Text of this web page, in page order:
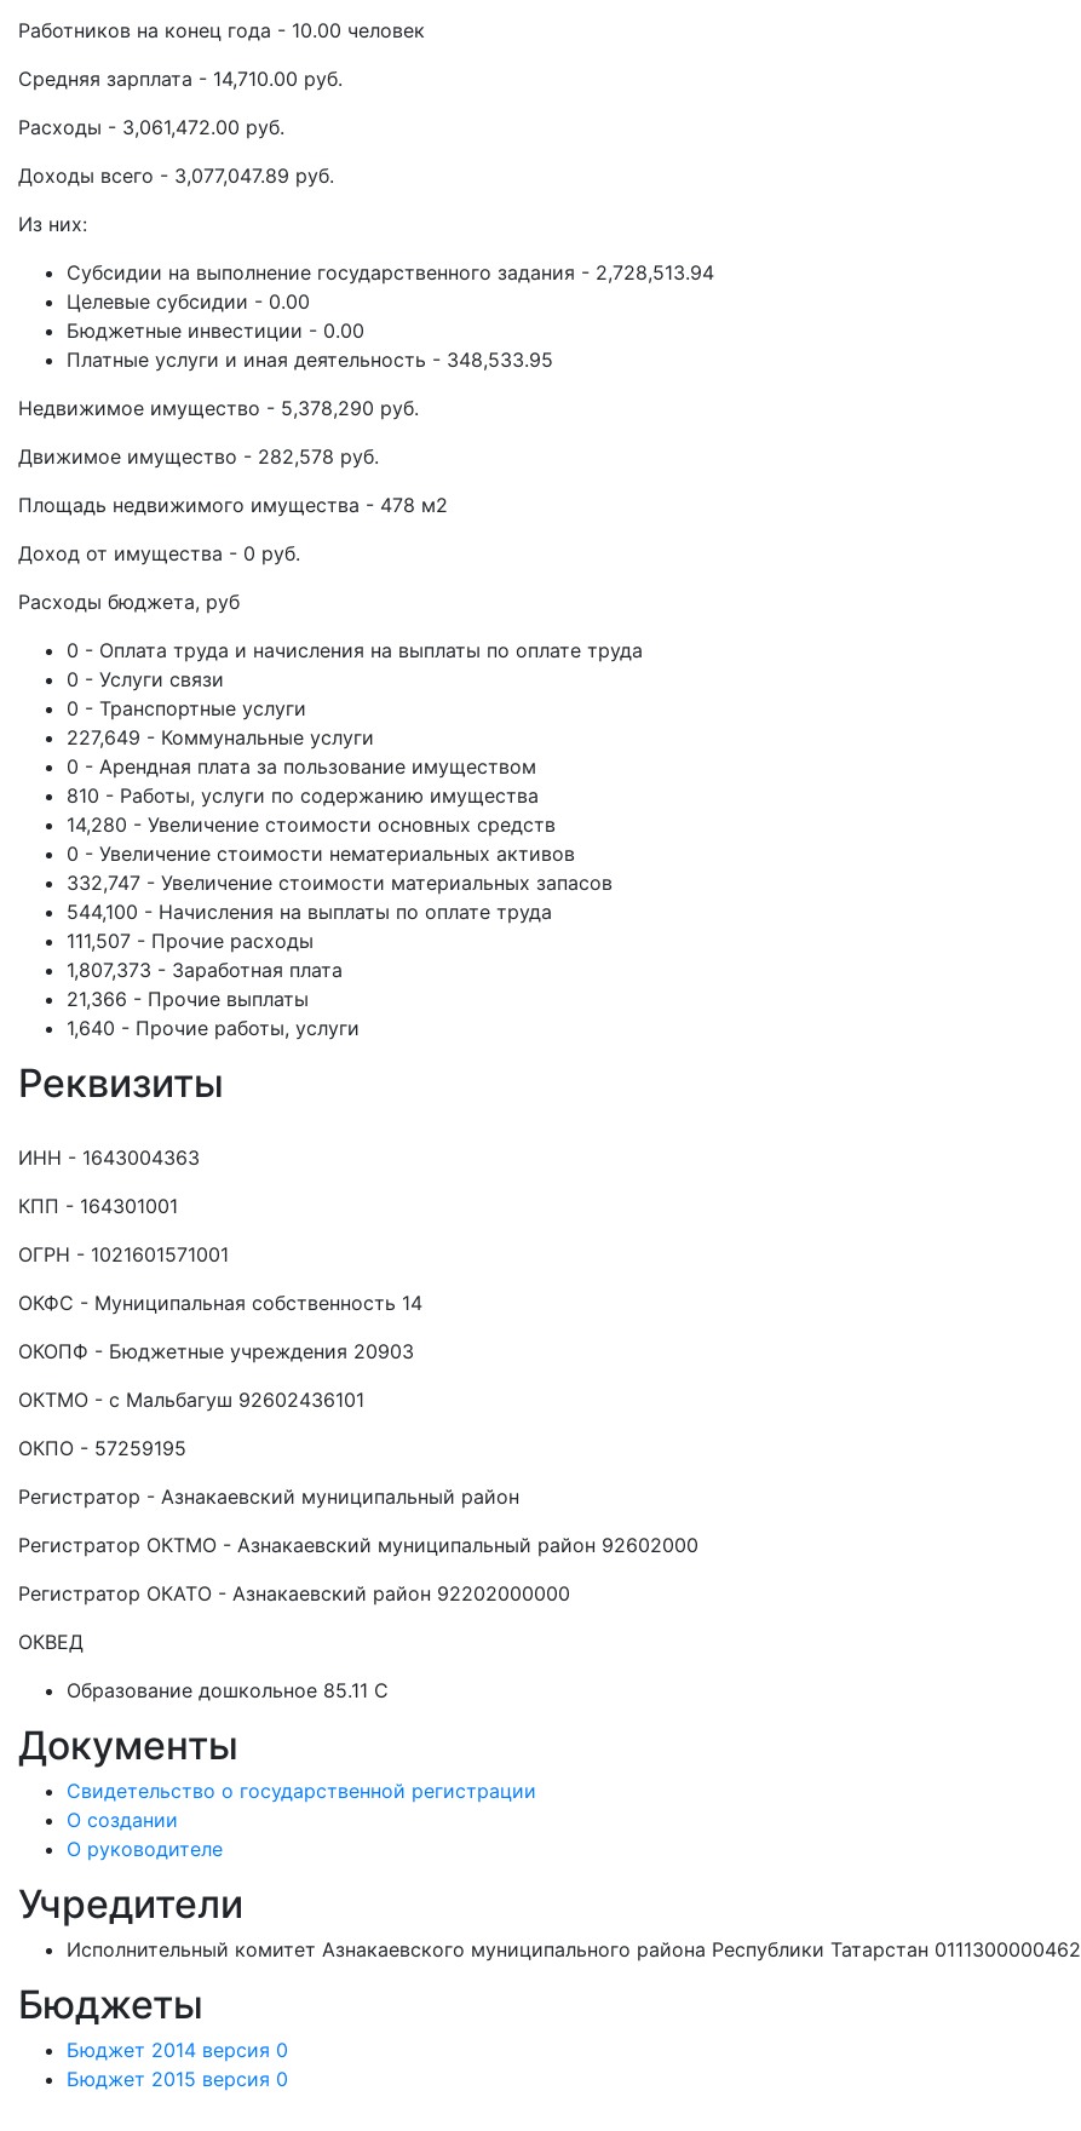
Работников на конец года - 10.00 человек
Средняя зарплата - 14,710.00 руб.
Расходы - 3,061,472.00 руб.
Доходы всего - 3,077,047.89 руб.
Из них:
Субсидии на выполнение государственного задания - 2,728,513.94
Целевые субсидии - 0.00
Бюджетные инвестиции - 0.00
Платные услуги и иная деятельность - 348,533.95
Недвижимое имущество - 5,378,290 руб.
Движимое имущество - 282,578 руб.
Площадь недвижимого имущества - 478 м2
Доход от имущества - 0 руб.
Расходы бюджета, руб
0 - Оплата труда и начисления на выплаты по оплате труда
0 - Услуги связи
0 - Транспортные услуги
227,649 - Коммунальные услуги
0 - Арендная плата за пользование имуществом
810 - Работы, услуги по содержанию имущества
14,280 - Увеличение стоимости основных средств
0 - Увеличение стоимости нематериальных активов
332,747 - Увеличение стоимости материальных запасов
544,100 - Начисления на выплаты по оплате труда
111,507 - Прочие расходы
1,807,373 - Заработная плата
21,366 - Прочие выплаты
1,640 - Прочие работы, услуги
Реквизиты
ИНН - 1643004363
КПП - 164301001
ОГРН - 1021601571001
ОКФС - Муниципальная собственность 14
ОКОПФ - Бюджетные учреждения 20903
ОКТМО - с Мальбагуш 92602436101
ОКПО - 57259195
Регистратор - Азнакаевский муниципальный район
Регистратор ОКТМО - Азнакаевский муниципальный район 92602000
Регистратор ОКАТО - Азнакаевский район 92202000000
ОКВЕД
Образование дошкольное 85.11 C
Документы
Свидетельство о государственной регистрации
О создании
О руководителе
Учредители
Исполнительный комитет Азнакаевского муниципального района Республики Татарстан 0111300000462
Бюджеты
Бюджет 2014 версия 0
Бюджет 2015 версия 0